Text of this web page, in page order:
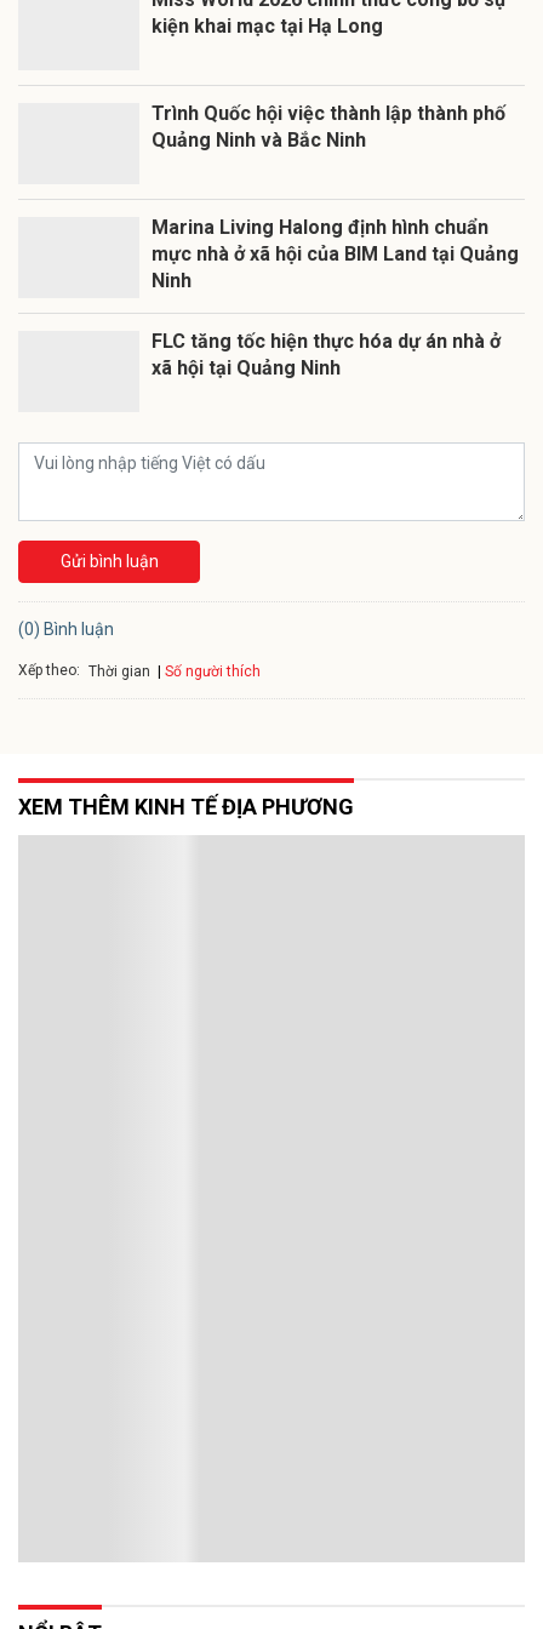
kiện khai mạc tại Hạ Long
Trình Quốc hội việc thành lập thành phố
Quảng Ninh và Bắc Ninh
Marina Living Halong định hình chuẩn
mực nhà ở xã hội của BIM Land tại Quảng
Ninh
FLC tăng tốc hiện thực hóa dự án nhà ở
xã hội tại Quảng Ninh
Gửi bình luận
(0) Bình luận
Xếp theo: Thời gian Số người thích
XEM THÊM KINH TẾ ĐỊA PHƯƠNG